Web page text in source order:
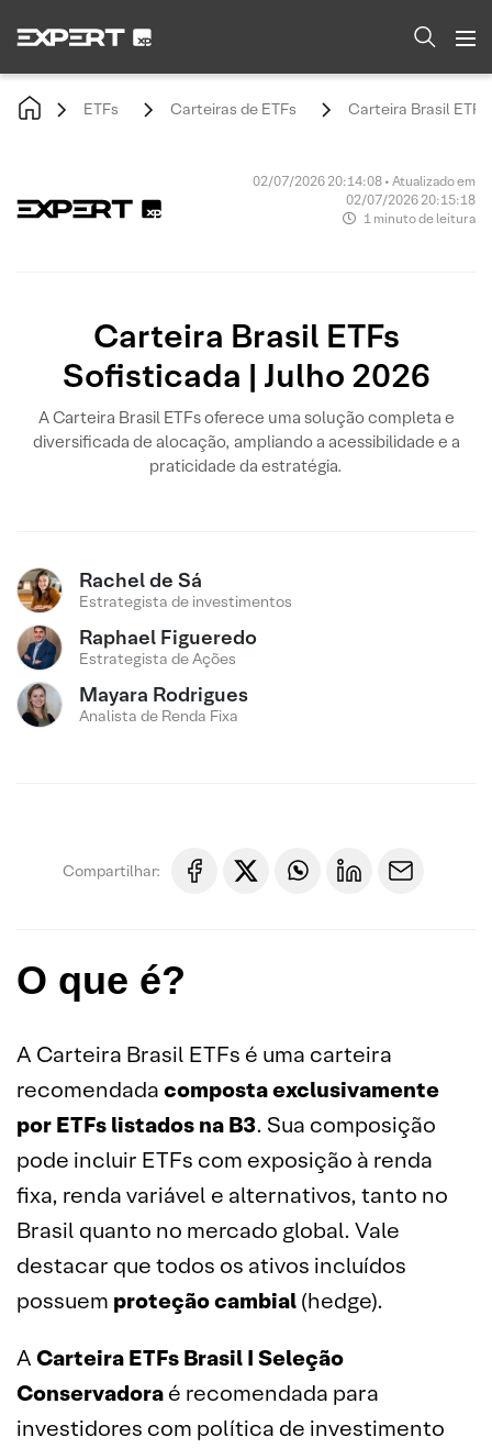
ETFs Carteiras de ETFs Carteira Brasil
02/07/2026 20:14:08 • Atualizado em
02/07/2026 20:15:18
1 minuto de leitura
Carteira Brasil ETFs
Sofisticada | Julho 2026
A Carteira Brasil ETFs oferece uma solução completa e
diversificada de alocação, ampliando a acessibilidade e a
praticidade da estratégia.
Rachel de Sá
Estrategista de investimentos
Raphael Figueredo
Estrategista de Ações
Mayara Rodrigues
Analista de Renda Fixa
Compartilhar:
O que é?
A Carteira Brasil ETFs é uma carteira
recomendadacomposta exclusivamente
porETFslistados na B3. Sua composição
pode incluir ETFs com exposição à renda
fixa, renda variável e alternativos, tanto no
Brasil quanto no mercado global. Vale
destacar que todos os ativos incluídos
possuem proteção cambial(hedge).
ACarteira ETFs Brasil I Seleção
Conservadoraé recomendada para
investidores com política de investimento